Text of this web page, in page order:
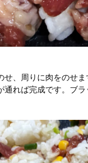
、周りに肉をのせ
れば完成です。ブ